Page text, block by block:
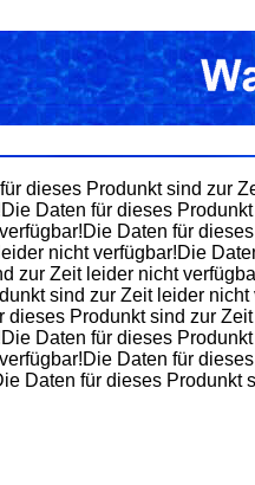
dieses Produnkt sind zur
Daten für dieses
Daten für
nicht verfügbar!Die
zur Zeit leider nicht
sind zur Zeit leider
Produnkt sind zur
Daten für dieses
Daten für
Daten für dieses Produnkt